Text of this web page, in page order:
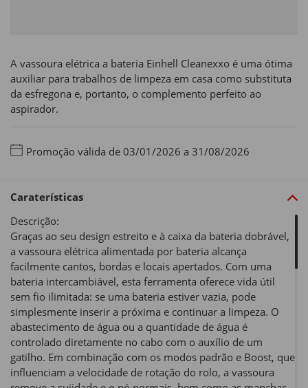
A vassoura elétrica a bateria Einhell Cleanexxo é uma ótima
auxiliar para trabalhos de limpeza em casa como substituta
da esfregona e, portanto, o complemento perfeito ao
aspirador.
Promoção válida de 03/01/2026 a 31/08/2026
Caraterísticas
Descrição:
Graças ao seu design estreito e à caixa da bateria dobrável,
a vassoura elétrica alimentada por bateria alcança
facilmente cantos, bordas e locais apertados. Com uma
bateria intercambiável, esta ferramenta oferece vida útil
sem fio ilimitada: se uma bateria estiver vazia, pode
simplesmente inserir a próxima e continuar a limpeza. O
abastecimento de água ou a quantidade de água é
controlado diretamente no cabo com o auxílio de um
gatilho. Em combinação com os modos padrão e Boost, que
influenciam a velocidade de rotação do rolo, a vassoura